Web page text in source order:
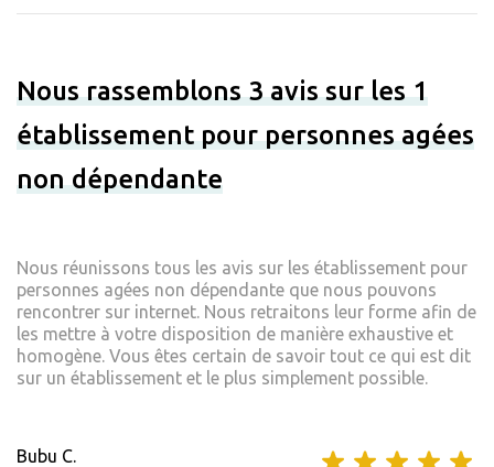
Nous rassemblons 3 avis sur les 1
établissement pour personnes agées
non dépendante
Nous réunissons tous les avis sur les établissement pour
personnes agées non dépendante que nous pouvons
rencontrer sur internet. Nous retraitons leur forme afin de
les mettre à votre disposition de manière exhaustive et
homogène. Vous êtes certain de savoir tout ce qui est dit
sur un établissement et le plus simplement possible.
Bubu C.